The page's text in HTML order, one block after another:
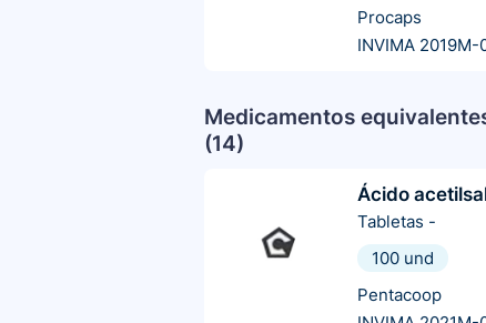
Procaps
INVIMA 2019M-
Medicamentos
(14)
Ácido
Tabletas -
100 und
Pentacoop